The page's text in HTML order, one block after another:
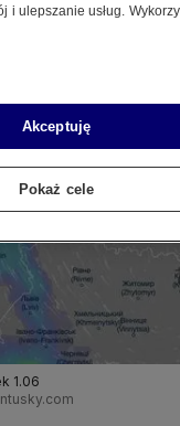
1.06
i ulepszanie usług.
Akceptuję
Pokaż cele